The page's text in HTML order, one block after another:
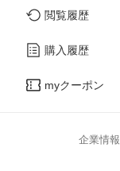
閲覧履歴
購入履歴
myクーポン
企業情報